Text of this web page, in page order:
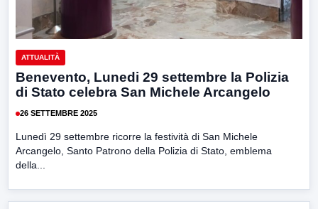
ATTUALITÀ
Benevento, Lunedi 29 settembre la Polizia
di Stato celebra San Michele Arcangelo
26 SETTEMBRE 2025
Lunedì 29 settembre ricorre la festività di San Michele
Arcangelo, Santo Patrono della Polizia di Stato, emblema
della...